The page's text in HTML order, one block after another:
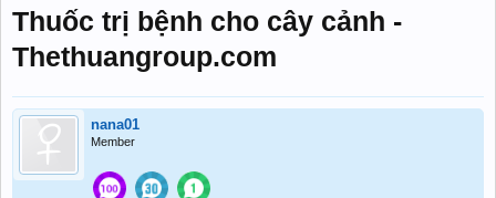
Thuốc trị bệnh cho cây cảnh -
Thethuangroup.com
nana01
Member